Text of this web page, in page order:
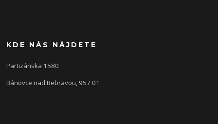
KDE NÁS NÁJDETE
Partizánska 1580
Bánovce nad Bebravou, 957 01